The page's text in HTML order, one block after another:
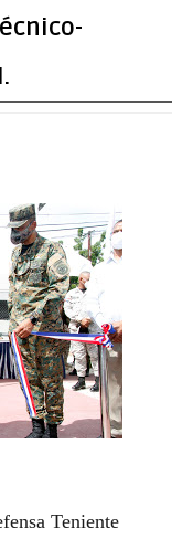
Teniente